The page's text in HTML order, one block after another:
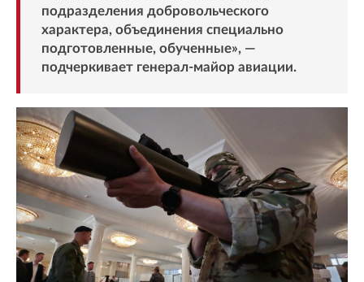
подразделения добровольческого
характера, объединения специально
подготовленные, обученные», —
подчеркивает генерал-майор авиации.